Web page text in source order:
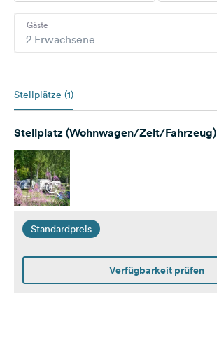
2 Erwachsene
Gäste
Stellplätze (1)
Stellplatz (Wohnwagen/Zelt/Fahrzeug)
Standardpreis
Verfügbarkeit prüfen